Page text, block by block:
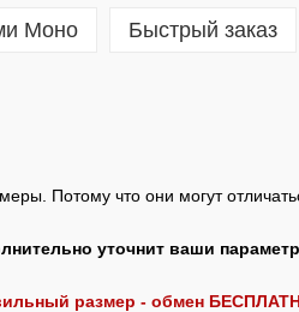
Моно Быстрый заказ
Потому что они могут
уточнит ваши
размер - обмен